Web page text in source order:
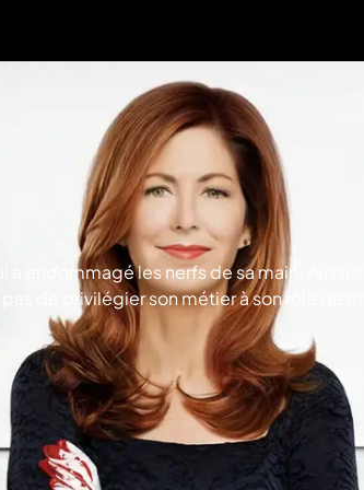
endommagé les nerfs de sa main.
de privilégier son métier à son rôle de